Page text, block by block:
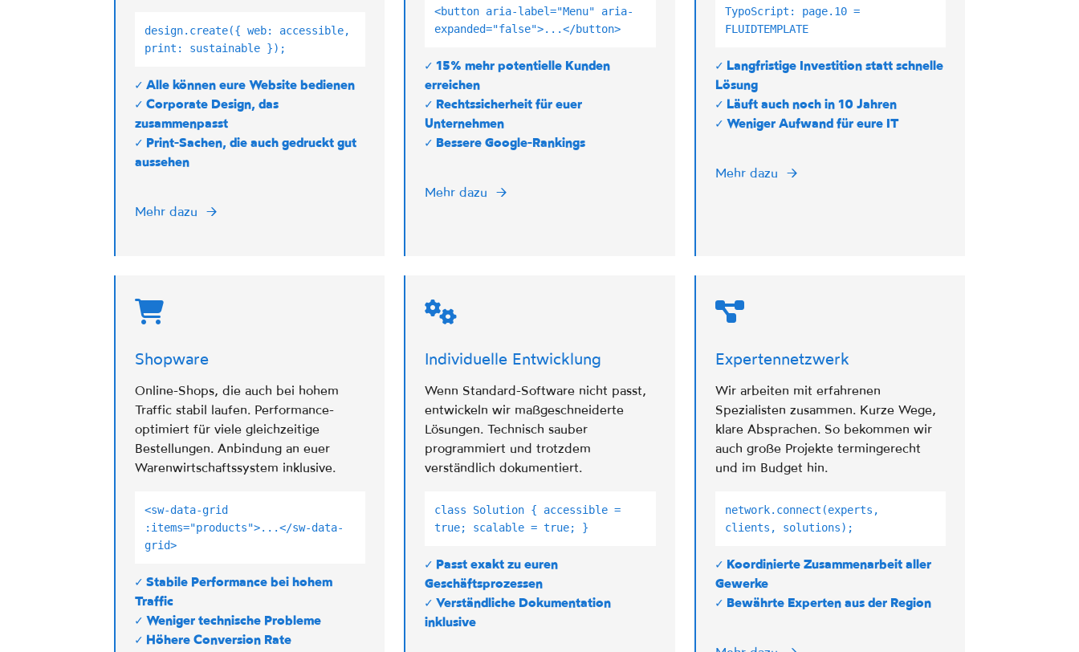
design.create({ web: accessible,
print: sustainable });
✓ Alle können eure Website bedienen
✓ Corporate Design, das
zusammenpasst
✓ Print-Sachen, die auch gedruckt gut
aussehen
Mehr dazu →
<button aria-label="Menu" aria-
expanded="false">...</button>
✓ 15% mehr potentielle Kunden
erreichen
✓ Rechtssicherheit für euer
Unternehmen
✓ Bessere Google-Rankings
Mehr dazu →
TypoScript: page.10 =
FLUIDTEMPLATE
✓ Langfristige Investition statt schnelle
Lösung
✓ Läuft auch noch in 10 Jahren
✓ Weniger Aufwand für eure IT
Mehr dazu →
Shopware
Online-Shops, die auch bei hohem
Traffic stabil laufen. Performance-
optimiert für viele gleichzeitige
Bestellungen. Anbindung an euer
Warenwirtschaftssystem inklusive.
<sw-data-grid
:items="products">...</sw-data-
grid>
✓ Stabile Performance bei hohem
Traffic
✓ Weniger technische Probleme
✓ Höhere Conversion Rate
Individuelle Entwicklung
Wenn Standard-Software nicht passt,
entwickeln wir maßgeschneiderte
Lösungen. Technisch sauber
programmiert und trotzdem
verständlich dokumentiert.
class Solution { accessible =
true; scalable = true; }
✓ Passt exakt zu euren
Geschäftsprozessen
✓ Verständliche Dokumentation
inklusive
Expertennetzwerk
Wir arbeiten mit erfahrenen
Spezialisten zusammen. Kurze Wege,
klare Absprachen. So bekommen wir
auch große Projekte termingerecht
und im Budget hin.
network.connect(experts,
clients, solutions);
✓ Koordinierte Zusammenarbeit aller
Gewerke
✓ Bewährte Experten aus der Region